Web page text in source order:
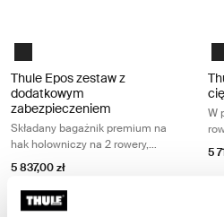
Black
Thule Epos zestaw z
dodatkowym
zabezpieczeniem
Składany bagażnik premium na
hak holowniczy na 2 rowery,
pasujący do wszystkich typów
rowerów
5 837,00 zł
W
5